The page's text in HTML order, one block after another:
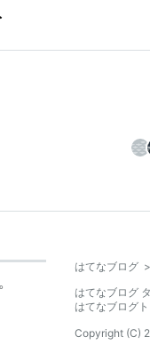
。
はてなブログ >
はてなブログ
はてなブログ
Copyright (C)